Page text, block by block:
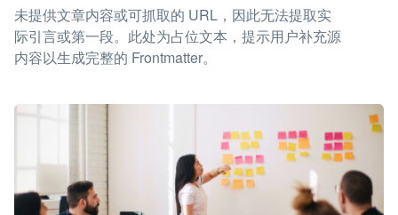
未提供文章内容或可抓取的 URL，因此无法提取实
际引言或第一段。此处为占位文本，提示用户补充源
内容以生成完整的 Frontmatter。